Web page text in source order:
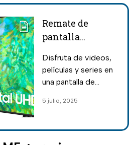
Remate de
pantalla
Ultra HD de 50
pulgadas:
oferta con 40%
Disfruta de videos,
películas y series en
una pantalla de
de imagen y sonido
ofrece Samsung y
que tiene en oferta
5 julio, 2025